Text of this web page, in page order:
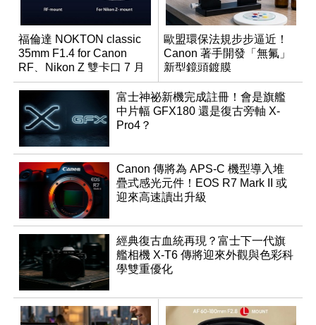
福倫達 NOKTON classic
35mm F1.4 for Canon
RF、Nikon Z 雙卡口 7 月
同步登台
歐盟環保法規步步逼近！
Canon 著手開發「無氟」
新型鏡頭鍍膜
富士神祕新機完成註冊！會是旗艦
中片幅 GFX180 還是復古旁軸 X-
Pro4？
Canon 傳將為 APS-C 機型導入堆
疊式感光元件！EOS R7 Mark II 或
迎來高速讀出升級
經典復古血統再現？富士下一代旗
艦相機 X-T6 傳將迎來外觀與色彩科
學雙重優化